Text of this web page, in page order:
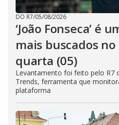
DO R7/05/08/2026
‘João Fonseca’ é
mais buscados
quarta (05)
Levantamento foi feito pelo R7
Trends, ferramenta que
plataforma